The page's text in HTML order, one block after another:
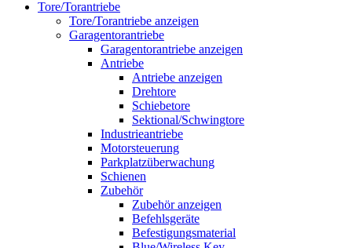
Tore/Torantriebe
Tore/Torantriebe anzeigen
Garagentorantriebe
Garagentorantriebe anzeigen
Antriebe
Antriebe anzeigen
Drehtore
Schiebetore
Sektional/Schwingtore
Industrieantriebe
Motorsteuerung
Parkplatzüberwachung
Schienen
Zubehör
Zubehör anzeigen
Befehlsgeräte
Befestigungsmaterial